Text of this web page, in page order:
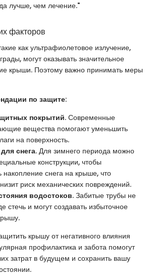
лучше, чем лечение."
факторов
как ультрафиолетовое излучение,
могут оказывать значительное
крыши. Поэтому важно принимать меры
по защите:
покрытий. Современные
вещества помогают уменьшить
на поверхность.
снега. Для зимнего периода можно
конструкции, чтобы
накопление снега на крыше, что
риск механических повреждений.
водостоков. Забитые трубы не
стечь и могут создавать избыточное
крышу от негативного влияния
профилактика и забота помогут
затрат в будущем и сохранить вашу